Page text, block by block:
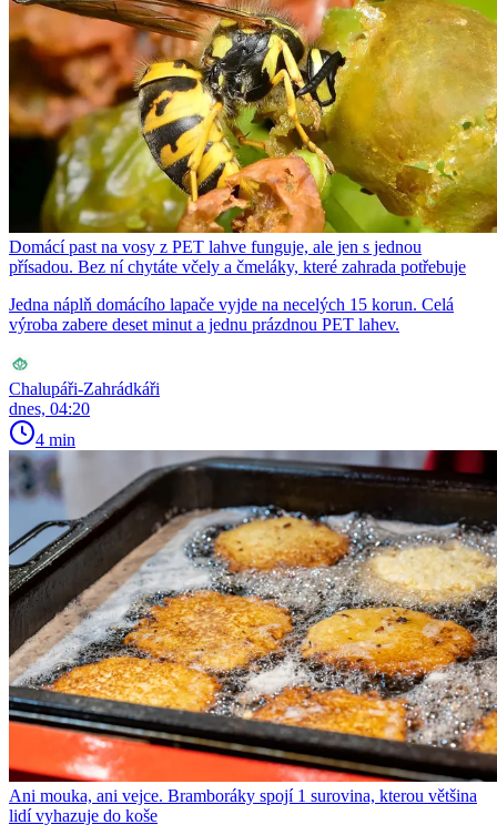
Domácí past na vosy z PET lahve funguje, ale jen s jednou
přísadou. Bez ní chytáte včely a čmeláky, které zahrada potřebuje
Jedna náplň domácího lapače vyjde na necelých 15 korun. Celá
výroba zabere deset minut a jednu prázdnou PET lahev.
Chalupáři-Zahrádkáři
dnes, 04:20
4 min
Ani mouka, ani vejce. Bramboráky spojí 1 surovina, kterou většina
lidí vyhazuje do koše